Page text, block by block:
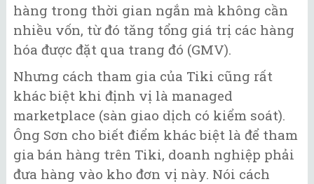
hàng trong thời gian ngắn mà không cần
nhiều vốn, từ đó tăng tổng giá trị các hàng
hóa được đặt qua trang đó (GMV).
Nhưng cách tham gia của Tiki cũng rất
khác biệt khi định vị là managed
marketplace (sàn giao dịch có kiểm soát).
Ông Sơn cho biết điểm khác biệt là để tham
gia bán hàng trên Tiki, doanh nghiệp phải
đưa hàng vào kho đơn vị này. Nói cách